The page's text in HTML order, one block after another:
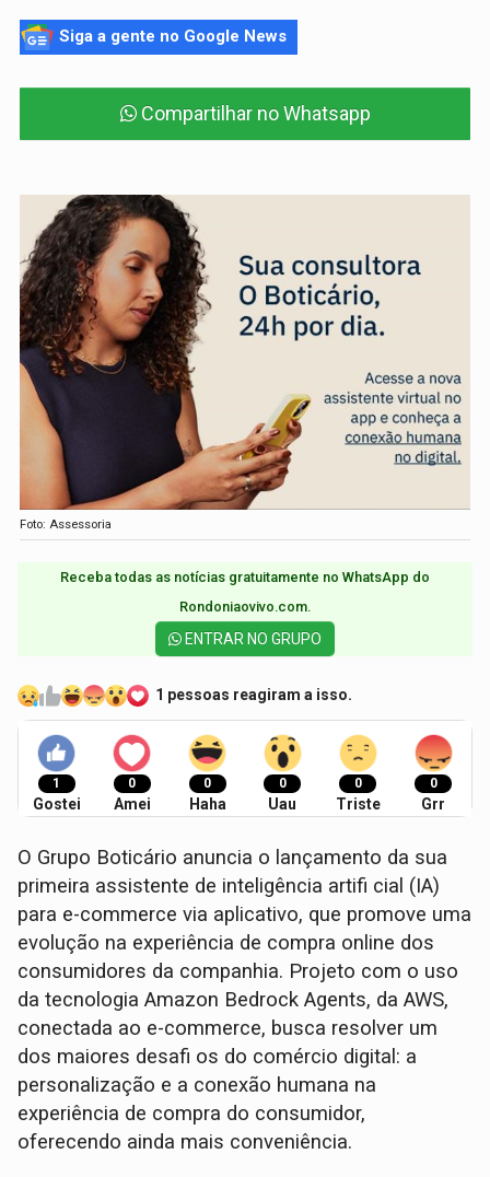
Siga a gente no Google News
Compartilhar no Whatsapp
Foto: Assessoria
Receba todas as notícias gratuitamente no WhatsApp do
Rondoniaovivo.com.​
ENTRAR NO GRUPO
1 pessoas reagiram a isso.
1
Gostei
0
Amei
0
Haha
0
Uau
0
Triste
0
Grr
O Grupo Boticário anuncia o lançamento da sua
primeira assistente de inteligência artifi cial (IA)
para e-commerce via aplicativo, que promove uma
evolução na experiência de compra online dos
consumidores da companhia. Projeto com o uso
da tecnologia Amazon Bedrock Agents, da AWS,
conectada ao e-commerce, busca resolver um
dos maiores desafi os do comércio digital: a
personalização e a conexão humana na
experiência de compra do consumidor,
oferecendo ainda mais conveniência.